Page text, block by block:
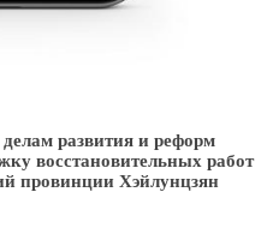
развития и реформ
восстановительных работ
провинции Хэйлунцзян